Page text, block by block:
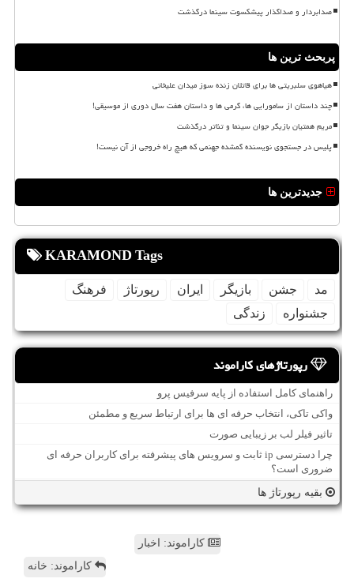
صدابردار و صداگذار پیشکسوت سینما درگذشت
پربحث ترین ها
هیاهوی سلبریتی ها برای قاتلان زنده سوز میدان علیخانی
چند داستان از سامورایی ها، گرمی ها و داستان هفت سال دوری از موسیقی!
مریم همتیان بازیگر جوان سینما و تئاتر درگذشت
پلیس در جستجوی نویسنده گمشده جهنمی که هیچ راه خروجی از آن نیست!
جدیدترین ها
KARAMOND Tags
مد جشن بازیگر ایران رپورتاژ
فرهنگ
جشنواره
زندگی
رپورتاژهای کاراموند
راهنمای کامل استفاده از پایه سرفیس پرو
واکی تاکی، انتخاب حرفه ای ها برای ارتباط سریع و مطمئن
تاثیر فیلر لب بر زیبایی صورت
چرا دسترسی ip ثابت و سرویس های پیشرفته برای کاربران حرفه ای
ضروری است؟
بقیه رپورتاژ ها
کاراموند: اخبار
کاراموند: خانه